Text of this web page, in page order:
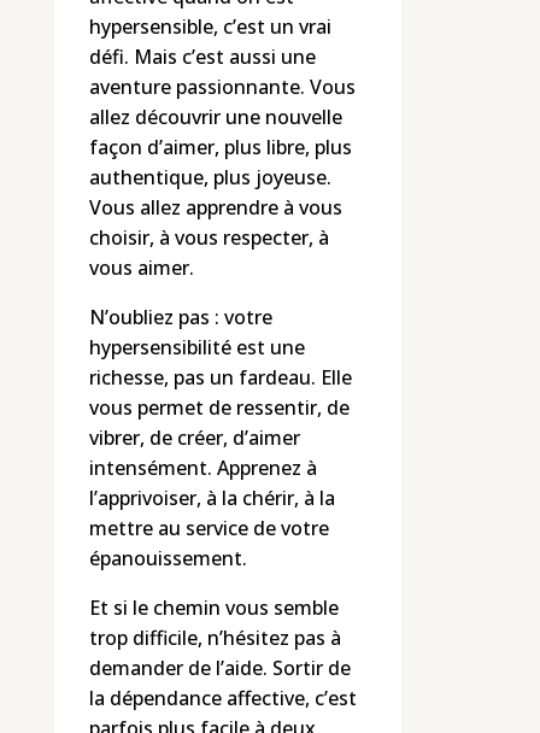
hypersensible, c’est un vrai
défi. Mais c’est aussi une
aventure passionnante. Vous
allez découvrir une nouvelle
façon d’aimer, plus libre, plus
authentique, plus joyeuse.
Vous allez apprendre à vous
choisir, à vous respecter, à
vous aimer.
N’oubliez pas : votre
hypersensibilité est une
richesse, pas un fardeau. Elle
vous permet de ressentir, de
vibrer, de créer, d’aimer
intensément. Apprenez à
l’apprivoiser, à la chérir, à la
mettre au service de votre
épanouissement.
Et si le chemin vous semble
trop difficile, n’hésitez pas à
demander de l’aide. Sortir de
la dépendance affective, c’est
parfois plus facile à deux.